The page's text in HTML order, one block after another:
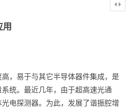
，易于与其它半导体器件集成，是
统。最近几年，由于超高速光通
电探测器。为此，发展了谐振腔增